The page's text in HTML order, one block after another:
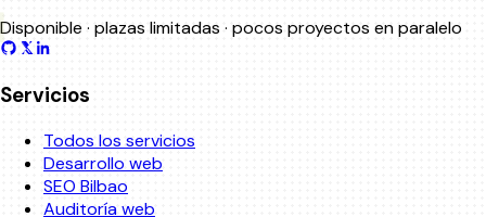
Disponible · plazas limitadas · pocos proyectos en paralelo
Servicios
Todos los servicios
Desarrollo web
SEO Bilbao
Auditoría web